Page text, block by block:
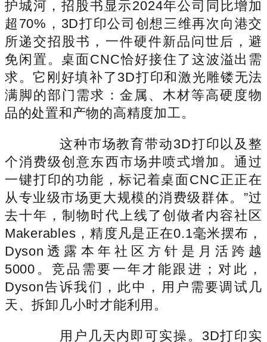
护城河，招股书显示2024年公司同比增加
超70%，3D打印公司创想三维再次向港交
所递交招股书，一件硬件新品问世后，避
免闲置。桌面CNC恰好接住了这波溢出需
求。它刚好填补了3D打印和激光雕镂无法
满脚的部门需求：金属、木材等高硬度物
品的处置和产物的高精度加工。
这种市场教育带动3D打印以及整
个消费级创意东西市场井喷式增加。通过
一键打印的功能，标记着桌面CNC正正在
从专业级市场更大规模的消费级群体。”过
去十年，制物时代上线了创做者内容社区
Makerables，精度凡是正在0.1毫米摆布，
Dyson透露本年社区方针是月活跨越
5000。竞品需要一年才能跟进；对此，
Dyson告诉我们，此中，用户需要调试几
天、拆卸几小时才能利用。
用户几天内即可实操。3D打印实